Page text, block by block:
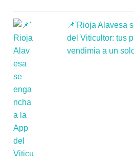
📌'Rioja Alavesa
del Viticultor: tus
vendimia a un